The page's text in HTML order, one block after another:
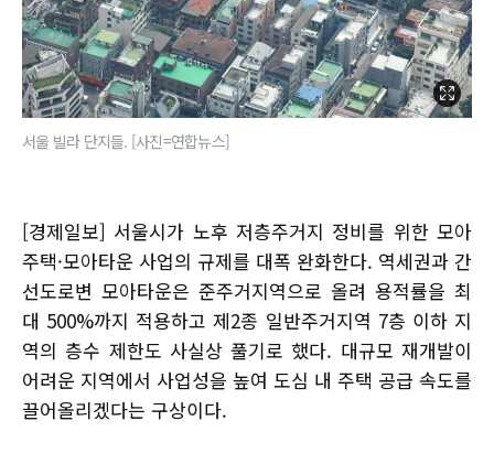
서울 빌라 단지들. [사진=연합뉴스]
[경제일보] 서울시가 노후 저층주거지 정비를 위한 모아
주택·모아타운 사업의 규제를 대폭 완화한다. 역세권과 간
선도로변 모아타운은 준주거지역으로 올려 용적률을 최
대 500%까지 적용하고 제2종 일반주거지역 7층 이하 지
역의 층수 제한도 사실상 풀기로 했다. 대규모 재개발이
어려운 지역에서 사업성을 높여 도심 내 주택 공급 속도를
끌어올리겠다는 구상이다.